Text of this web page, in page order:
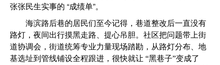
张张民生实事的 “成绩单”。
海滨路后巷的居民们至今记得，巷道整改后一直没有
路灯，夜间出行摸黑走路、提心吊胆。社区把问题带上街
道协调会，街道统筹专业力量现场踏勘，从路灯分布、地
基选址到管线铺设全程跟进，很快就让 “黑巷子”变成了